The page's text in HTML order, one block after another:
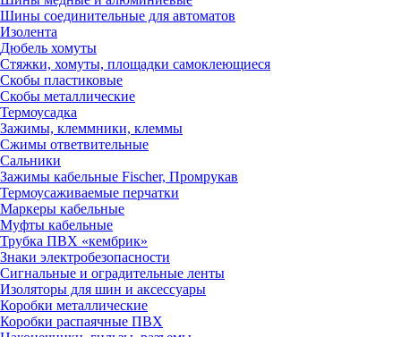
Шины соединительные для автоматов
Изолента
Дюбель хомуты
Стяжки, хомуты, площадки самоклеющиеся
Скобы пластиковые
Скобы металлические
Термоусадка
Зажимы, клеммники, клеммы
Сжимы ответвительные
Сальники
Зажимы кабельные Fischer, Промрукав
Термоусаживаемые перчатки
Маркеры кабельные
Муфты кабельные
Трубка ПВХ «кембрик»
Знаки электробезопасности
Сигнальные и оградительные ленты
Изоляторы для шин и аксессуары
Коробки металлические
Коробки распаячные ПВХ